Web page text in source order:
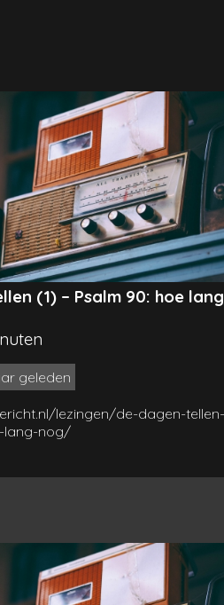
(1) – Psalm 90: hoe lang
geleden
lezingen/de-dagen-
lang-nog/